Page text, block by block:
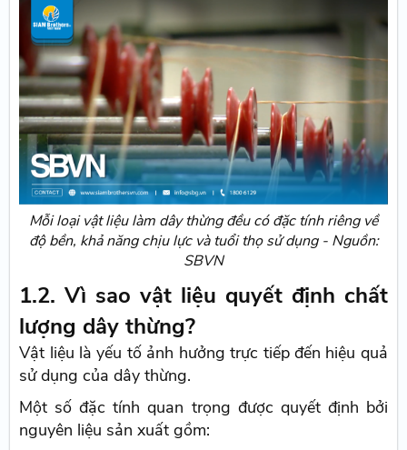
Mỗi loại vật liệu làm dây thừng đều có đặc tính riêng về
độ bền, khả năng chịu lực và tuổi thọ sử dụng - Nguồn:
SBVN
1.2. Vì sao vật liệu quyết định chất
lượng dây thừng?
Vật liệu là yếu tố ảnh hưởng trực tiếp đến hiệu quả
sử dụng của dây thừng.
Một số đặc tính quan trọng được quyết định bởi
nguyên liệu sản xuất gồm: